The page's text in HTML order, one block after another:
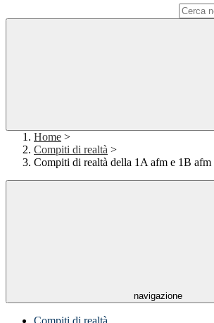
Home >
Compiti di realtà >
Compiti di realtà della 1A afm e 1B afm
navigazione